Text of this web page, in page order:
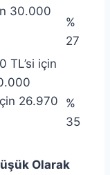
30.000
%
27
TL’si için
26.970
%
35
Olarak